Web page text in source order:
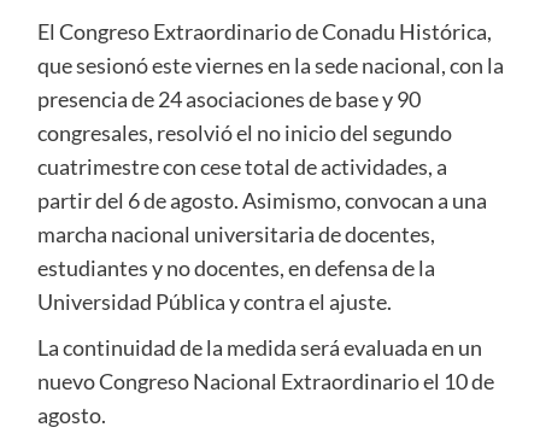
El Congreso Extraordinario de Conadu Histórica,
que sesionó este viernes en la sede nacional, con la
presencia de 24 asociaciones de base y 90
congresales, resolvió el no inicio del segundo
cuatrimestre con cese total de actividades, a
partir del 6 de agosto. Asimismo, convocan a una
marcha nacional universitaria de docentes,
estudiantes y no docentes, en defensa de la
Universidad Pública y contra el ajuste.
La continuidad de la medida será evaluada en un
nuevo Congreso Nacional Extraordinario el 10 de
agosto.